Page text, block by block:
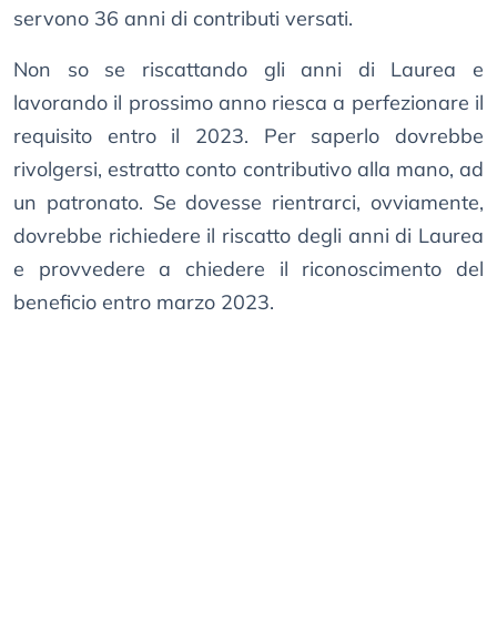
servono 36 anni di contributi versati.
Non so se riscattando gli anni di Laurea e
lavorando il prossimo anno riesca a perfezionare il
requisito entro il 2023. Per saperlo dovrebbe
rivolgersi, estratto conto contributivo alla mano, ad
un patronato. Se dovesse rientrarci, ovviamente,
dovrebbe richiedere il riscatto degli anni di Laurea
e provvedere a chiedere il riconoscimento del
beneficio entro marzo 2023.